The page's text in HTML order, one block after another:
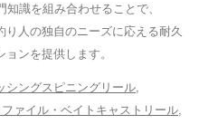
識を組み合わせることで、
人の独自のニーズに応える耐久
ンを提供します。
シングスピニングリール
ァイル・ベイトキャストリール